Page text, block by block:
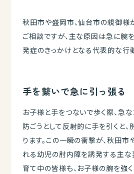
秋田市や盛岡市、仙台市の親御様
ご相談ですが、主な原因は急に腕を
発症のきっかけとなる代表的な行
手を繋いで急に引っ張る
お子様と手をつないで歩く際、急
防ごうとして反射的に手を引くと
ります。この一瞬の衝撃が、秋田
れる幼児の肘内障を誘発する主な
育て中の皆様も、お子様の腕を強